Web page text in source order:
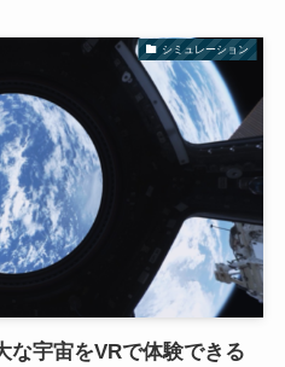
シミュレーション
な宇宙をVRで体験できる